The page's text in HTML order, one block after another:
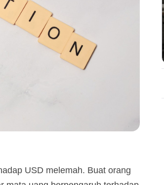
USD melemah. Buat orang